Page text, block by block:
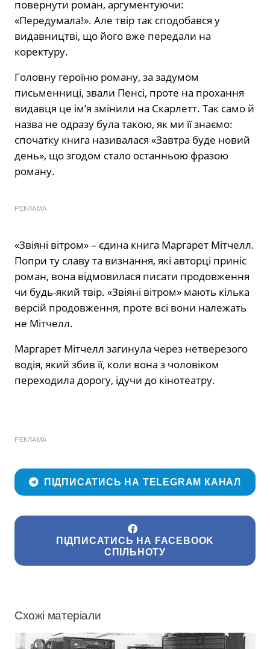
повернути роман, аргументуючи:
«Передумала!». Але твір так сподобався у
видавництві, що його вже передали на
коректуру.
Головну героїню роману, за задумом
письменниці, звали Пенсі, проте на прохання
видавця це ім’я змінили на Скарлетт. Так само й
назва не одразу була такою, як ми її знаємо:
спочатку книга називалася «Завтра буде новий
день», що згодом стало останньою фразою
роману.
РЕКЛАМА
«Звіяні вітром» – єдина книга Маргарет Мітчелл.
Попри ту славу та визнання, які авторці приніс
роман, вона відмовилася писати продовження
чи будь-який твір. «Звіяні вітром» мають кілька
версій продовження, проте всі вони належать
не Мітчелл.
Маргарет Мітчелл загинула через нетверезого
водія, який збив її, коли вона з чоловіком
переходила дорогу, ідучи до кінотеатру.
РЕКЛАМА
ПІДПИСАТИСЬ НА TELEGRAM КАНАЛ
ПІДПИСАТИСЬ НА FACEBOOK
СПІЛЬНОТУ
Схожі матеріали